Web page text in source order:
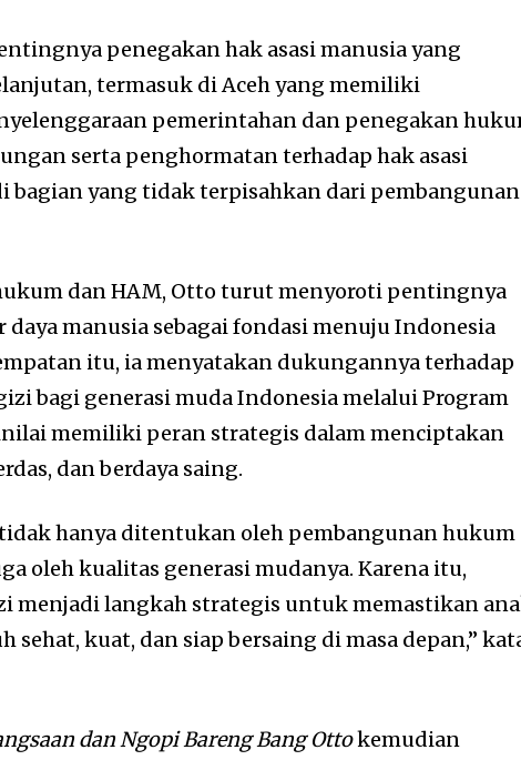
penegakan hak asasi manusia yang
termasuk di Aceh yang memiliki
pemerintahan dan penegakan
serta penghormatan terhadap hak asasi
bagian yang tidak terpisahkan dari pembangunan
dan HAM, Otto turut menyoroti pentingnya
manusia sebagai fondasi menuju Indonesia
itu, ia menyatakan dukungannya terhadap
bagi generasi muda Indonesia melalui Program
memiliki peran strategis dalam menciptakan
dan berdaya saing.
tidak hanya ditentukan oleh pembangunan hukum
oleh kualitas generasi mudanya. Karena itu,
menjadi langkah strategis untuk memastikan
sehat, kuat, dan siap bersaing di masa depan,”
dan Ngopi Bareng Bang Ottokemudian